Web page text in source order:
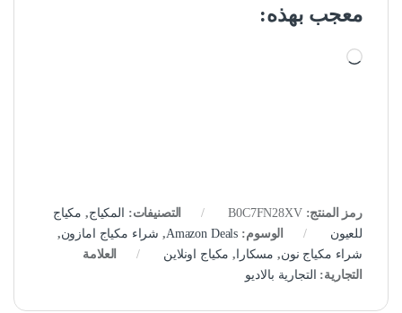
معجب بهذه:
جاري التحميل…
رمز المنتج:B0C7FN28XV التصنيفات: المكياج, مكياج
للعيون
الوسوم: Amazon Deals
, شراء مكياج امازون,
شراء مكياج نون, مسكارا, مكياج اونلاين
العلامة
التجارية: التجارية بالاديو